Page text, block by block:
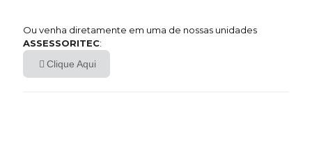
Ou venha diretamente em uma de nossas unidades
ASSESSORITEC:
Clique Aqui